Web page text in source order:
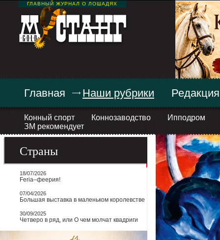
ГЛАВНЫЙ ЖУРНАЛ О ЛОШАДЯХ
Главная Наши рубрики
Конный спорт Коннозаводство
Ипподром
ЗМ рекомендует
Редакция
Страны
18/07/2026
Feria–феерия!
07/04/2026
Большая выставка в маленьком королевстве
30/09/2025
Четверо в ряд, или О чем молчат квадриги